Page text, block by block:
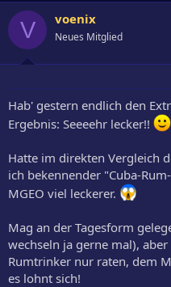
V voenix
Neues Mitglied
Hab' gestern endlich den
Ergebnis: Seeeehr lecker!!
Hatte im direkten Vergleich
ich bekennender "Cuba-
MGEO viel leckerer.
Mag an der Tagesform
wechseln ja gerne mal),
Rumtrinker nur raten, dem
es lohnt sich!